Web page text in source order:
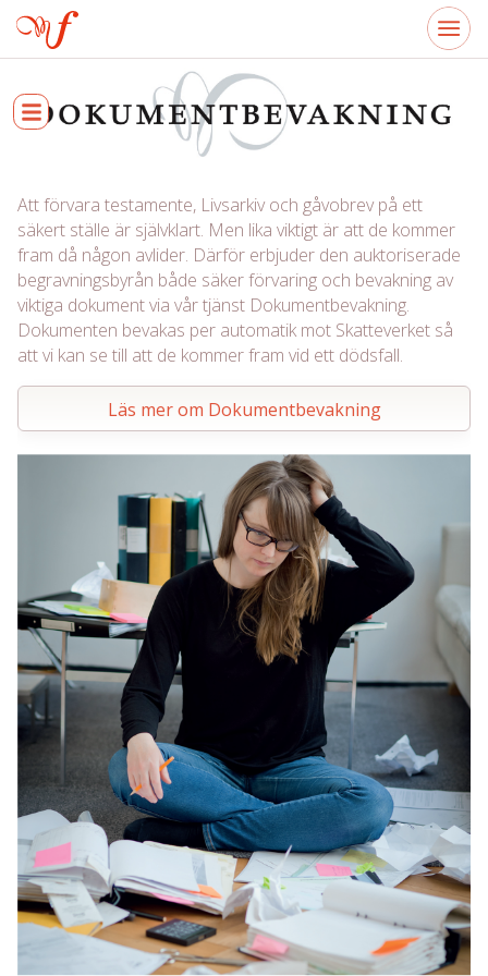
Att förvara testamente, Livsarkiv och gåvobrev på ett
säkert ställe är självklart. Men lika viktigt är att de kommer
fram då någon avlider. Därför erbjuder den auktoriserade
begravningsbyrån både säker förvaring och bevakning av
viktiga dokument via vår tjänst Dokumentbevakning.
Dokumenten bevakas per automatik mot Skatteverket så
att vi kan se till att de kommer fram vid ett dödsfall.
Läs mer om Dokumentbevakning